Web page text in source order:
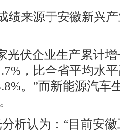
绩来源于安徽新兴
光伏企业生产累计
，比全省平均水
。”而新能源汽车
析认为：“目前安